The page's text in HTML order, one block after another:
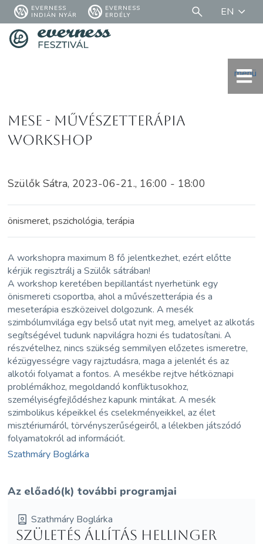
EVERNESS
INDIÁN NYÁR
EVERNESS
ERDÉLY
EN
menü
Mese - művészetterápia
workshop
Szülők Sátra, 2023-06-21., 16:00 - 18:00
önismeret, pszichológia, terápia
A workshopra maximum 8 fő jelentkezhet, ezért előtte
kérjük regisztrálj a Szülők sátrában!
A workshop keretében bepillantást nyerhetünk egy
önismereti csoportba, ahol a művészetterápia és a
meseterápia eszközeivel dolgozunk. A mesék
szimbólumvilága egy belső utat nyit meg, amelyet az alkotás
segítségével tudunk napvilágra hozni és tudatosítani. A
részvételhez, nincs szükség semmilyen előzetes ismeretre,
kézügyességre vagy rajztudásra, maga a jelenlét és az
alkotói folyamat a fontos. A mesékbe rejtve hétköznapi
problémákhoz, megoldandó konfliktusokhoz,
személyiségfejlődéshez kapunk mintákat. A mesék
szimbolikus képeikkel és cselekményeikkel, az élet
misztériumáról, törvényszerűségeiről, a lélekben játszódó
folyamatokról ad információt.
Szathmáry Boglárka
Az előadó(k) további programjai
Szathmáry Boglárka
Születés állítás Hellinger